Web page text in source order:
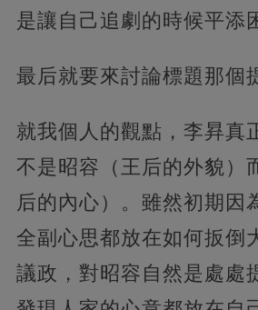
是讓自己追劇的時候平添
最后就要來討論標題那個
就我個人的觀點，李昪真
不是昭容（王后的外貌）
后的內心）。雖然初期因
全副心思都放在如何扳倒
議政，對昭容自然是處處